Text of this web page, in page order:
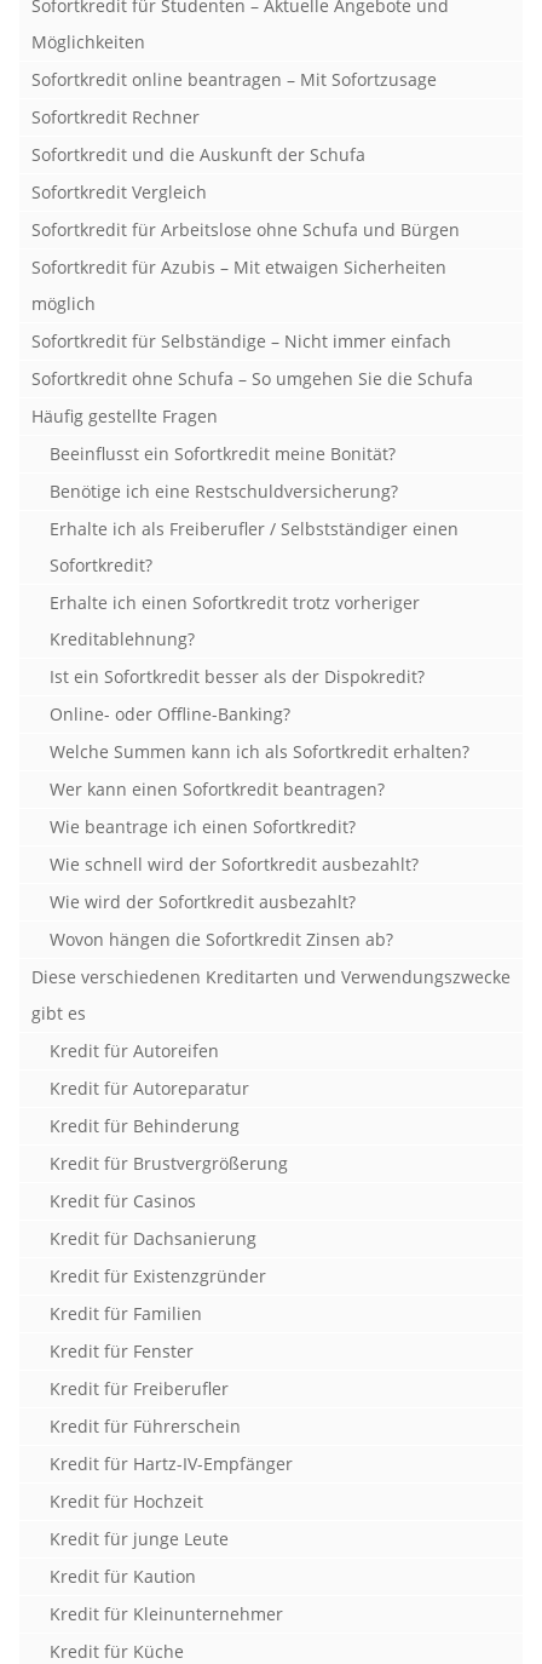
Sofortkredit für Studenten – Aktuelle Angebote und
Möglichkeiten
Sofortkredit online beantragen – Mit Sofortzusage
Sofortkredit Rechner
Sofortkredit und die Auskunft der Schufa
Sofortkredit Vergleich
Sofortkredit für Arbeitslose ohne Schufa und Bürgen
Sofortkredit für Azubis – Mit etwaigen Sicherheiten
möglich
Sofortkredit für Selbständige – Nicht immer einfach
Sofortkredit ohne Schufa – So umgehen Sie die Schufa
Häufig gestellte Fragen
Beeinflusst ein Sofortkredit meine Bonität?
Benötige ich eine Restschuldversicherung?
Erhalte ich als Freiberufler / Selbstständiger einen
Sofortkredit?
Erhalte ich einen Sofortkredit trotz vorheriger
Kreditablehnung?
Ist ein Sofortkredit besser als der Dispokredit?
Online- oder Offline-Banking?
Welche Summen kann ich als Sofortkredit erhalten?
Wer kann einen Sofortkredit beantragen?
Wie beantrage ich einen Sofortkredit?
Wie schnell wird der Sofortkredit ausbezahlt?
Wie wird der Sofortkredit ausbezahlt?
Wovon hängen die Sofortkredit Zinsen ab?
Diese verschiedenen Kreditarten und Verwendungszwecke
gibt es
Kredit für Autoreifen
Kredit für Autoreparatur
Kredit für Behinderung
Kredit für Brustvergrößerung
Kredit für Casinos
Kredit für Dachsanierung
Kredit für Existenzgründer
Kredit für Familien
Kredit für Fenster
Kredit für Freiberufler
Kredit für Führerschein
Kredit für Hartz-IV-Empfänger
Kredit für Hochzeit
Kredit für junge Leute
Kredit für Kaution
Kredit für Kleinunternehmer
Kredit für Küche